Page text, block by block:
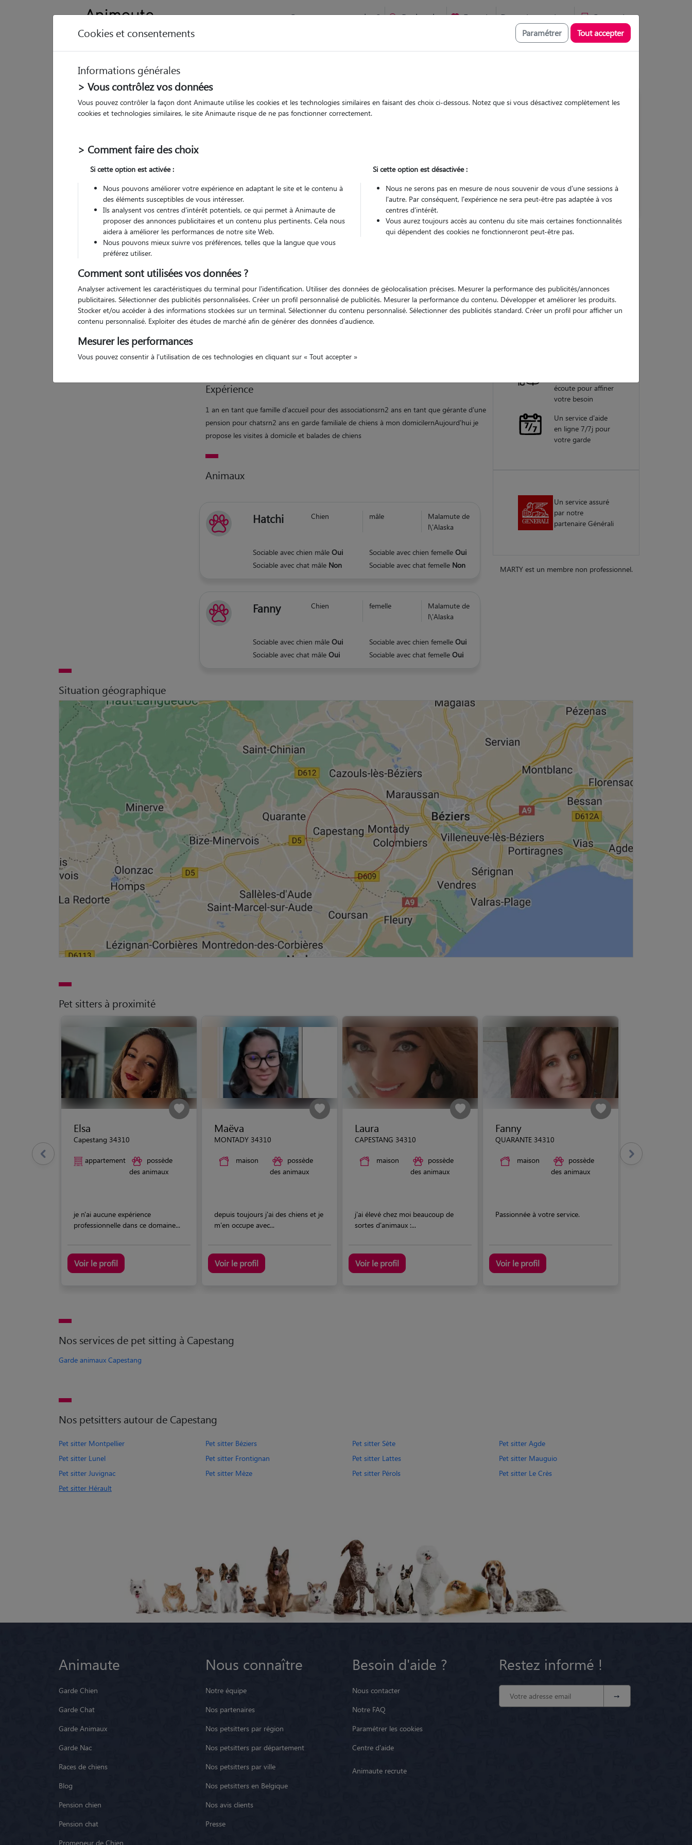
Comment ça marche ? Recherche Favoris Devenir pet sitter Connexion
MARTY
Motivation
Cela fait plusieurs années que mon métier de Dog sitter est reconnu et recommandé par
Expérience
1 an en tant que famille d'accueil pour des associationsrn2 ans en tant que gérante d'une
pension pour chatsrn2 ans en garde familiale de chiens à mon domicilernAujourd'hui je
propose les visites à domicile et balades de chiens
Animaux
Hatchi Chien mâle
Malamute de
l\'Alaska
Sociable avec chien mâle Oui Sociable avec chien femelleOui
Sociable avec chat mâle Non Sociable avec chat femelle Non
Fanny Chien femelle
Malamute de
l\'Alaska
Sociable avec chien mâle Oui Sociable avec chien femelleOui
Sociable avec chat mâle Oui Sociable avec chat femelleOui
garanties
écoute pour affiner
votre besoin
Un service d'aide
en ligne 7/7j pour
votre garde
Un service assuré
par notre
partenaire Générali
MARTY est un membre non professionnel.
Situation géographique
Pet sitters à proximité
Elsa
Capestang 34310
appartement
possède
des animaux
je n'ai aucune expérience
professionnelle dans ce domaine...
Voir le profil
Maëva
MONTADY 34310
maison
possède
des animaux
depuis toujours j'ai des chiens et je
m'en occupe avec...
Voir le profil
Laura
CAPESTANG 34310
maison
possède
des animaux
j'ai élevé chez moi beaucoup de
sortes d'animaux :...
Voir le profil
Fanny
QUARANTE 34310
maison
possède
des animaux
Passionnée à votre service.
Voir le profil
Nos services de pet sitting à Capestang
Garde animaux Capestang
Nos petsitters autour de Capestang
Pet sitter Montpellier Pet sitter Béziers Pet sitter Sète
Pet sitter Agde
Pet sitter Lunel
Pet sitter Frontignan Pet sitter Lattes
Pet sitter Mauguio
Pet sitter Juvignac
Pet sitter Mèze Pet sitter Pérols
Pet sitter Le Crès
Pet sitter Hérault
Animaute
Garde Chien
Garde Chat
Garde Animaux
Garde Nac
Races de chiens
Blog
Pension chien
Pension chat
Promeneur de Chien
Nous connaître
Notre équipe
Nos partenaires
Nos petsitters par région
Nos petsitters par département
Nos petsitters par ville
Nos petsitters en Belgique
Nos avis clients
Presse
Besoin d'aide ?
Nous contacter
Notre FAQ
Paramétrer les cookies
Centre d'aide
Animaute recrute
Restez informé !
Cookies et consentements Paramétrer Tout accepter
Informations générales
> Vous contrôlez vos données
Vous pouvez contrôler la façon dont Animaute utilise les cookies et les technologies similaires en faisant des choix ci-dessous. Notez que si vous désactivez complètement les
cookies et technologies similaires, le site Animaute risque de ne pas fonctionner correctement.
> Comment faire des choix
Si cette option est activée :
Nous pouvons améliorer votre expérience en adaptant le site et le contenu à
des éléments susceptibles de vous intéresser.
Ils analysent vos centres d'intérêt potentiels, ce qui permet à Animaute de
proposer des annonces publicitaires et un contenu plus pertinents. Cela nous
aidera à améliorer les performances de notre site Web.
Nous pouvons mieux suivre vos préférences, telles que la langue que vous
préférez utiliser.
Si cette option est désactivée :
Nous ne serons pas en mesure de nous souvenir de vous d'une sessions à
l'autre. Par conséquent, l'expérience ne sera peut-être pas adaptée à vos
centres d'intérêt.
Vous aurez toujours accès au contenu du site mais certaines fonctionnalités
qui dépendent des cookies ne fonctionneront peut-être pas.
Comment sont utilisées vos données ?
Analyser activement les caractéristiques du terminal pour l'identification. Utiliser des données de géolocalisation précises. Mesurer la performance des publicités/annonces
publicitaires. Sélectionner des publicités personnalisées. Créer un profil personnalisé de publicités. Mesurer la performance du contenu. Développer et améliorer les produits.
Stocker et/ou accéder à des informations stockées sur un terminal. Sélectionner du contenu personnalisé. Sélectionner des publicités standard. Créer un profil pour afficher un
contenu personnalisé. Exploiter des études de marché afin de générer des données d'audience.
Mesurer les performances
Vous pouvez consentir à l'utilisation de ces technologies en cliquant sur « Tout accepter »